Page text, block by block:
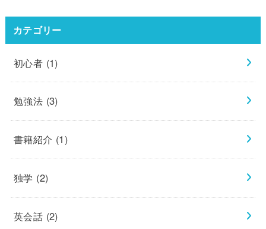
カテゴリー
初心者 (1)
勉強法 (3)
書籍紹介 (1)
独学 (2)
英会話 (2)